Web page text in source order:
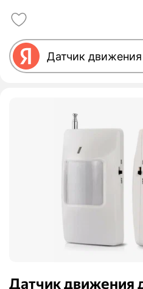
Датчик движения